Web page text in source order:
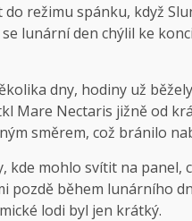
režimu spánku, když
lunární den chýlil ke
dny, hodiny už
Mare Nectaris jižně od
směrem, což bránilo
kde mohlo svítit na
pozdě během lunárního
lodi byl jen krátký.